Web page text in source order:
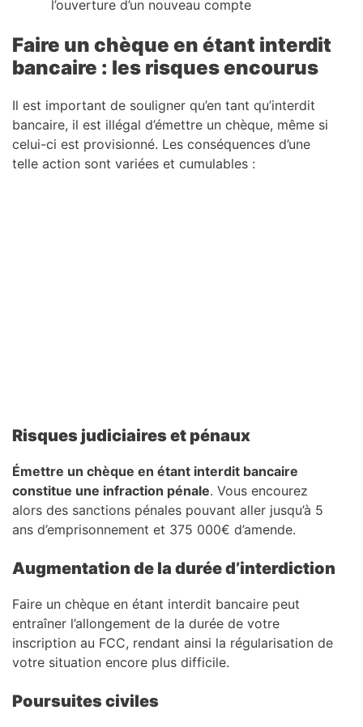
l’ouverture d’un nouveau compte
Faire un chèque en étant interdit
bancaire : les risques encourus
Il est important de souligner qu’en tant qu’interdit
bancaire, il est illégal d’émettre un chèque, même si
celui-ci est provisionné. Les conséquences d’une
telle action sont variées et cumulables :
Risques judiciaires et pénaux
Émettre un chèque en étant interdit bancaire
constitue une infraction pénale. Vous encourez
alors des sanctions pénales pouvant aller jusqu’à 5
ans d’emprisonnement et 375 000€ d’amende.
Augmentation de la durée d’interdiction
Faire un chèque en étant interdit bancaire peut
entraîner l’allongement de la durée de votre
inscription au FCC, rendant ainsi la régularisation de
votre situation encore plus difficile.
Poursuites civiles